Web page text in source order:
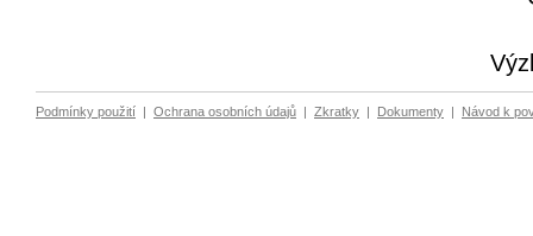
Podmínky použití | Ochrana osobních údajů | Zkratky | Dokumenty | Návod k